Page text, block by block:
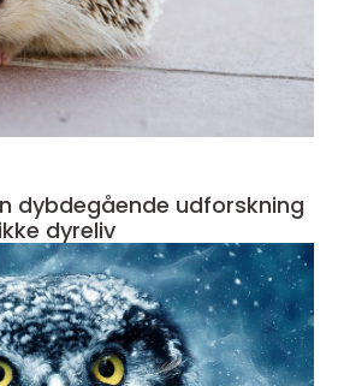
dybdegående udforskning
dyreliv